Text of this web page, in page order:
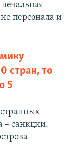
персонала и
стран, то
5
– санкции.